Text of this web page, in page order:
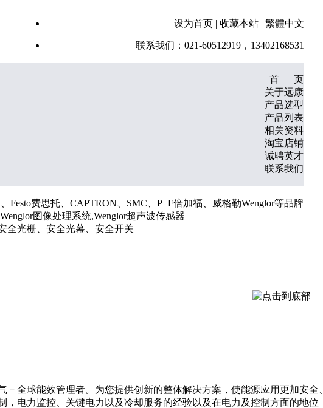
设为首页 | 收藏本站 | 繁體中文
联系我们： 021-60512919，13402168531
首 页
关于远康
产品选型
产品列表
相关资料
淘宝店铺
诚聘英才
联系我们
费思托、CAPTRON、SMC、P+F倍加福、威格勒Wenglor等品牌
图像处理系统,Wenglor超声波传感器
全光栅、安全光幕、安全开关
－全球能效管理者。为您提供创新的整体解决方案，使能源应用更加安
，电力监控、关键电力以及冷却服务的经验以及在电力及控制方面的地